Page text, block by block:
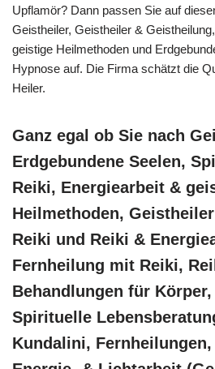
Upflamör? Dann passen Sie auf
Geistheiler, Geistheiler &
geistige Heilmethoden und
Hypnose auf. Die Firma schätzt die
Heiler.
Ganz egal ob Sie nach
Erdgebundene Seelen,
Reiki, Energiearbeit &
Heilmethoden,
Reiki und Reiki &
Fernheilung mit Reiki,
Behandlungen für
Spirituelle
Kundalini,